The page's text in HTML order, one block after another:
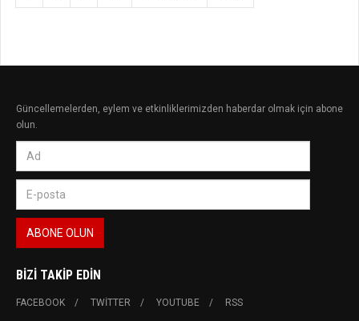
Güncellemelerden, eylem ve etkinliklerimizden haberdar olmak için abone
olun.
BIZI TAKIP EDIN
FACEBOOK TWITTER YOUTUBE RSS